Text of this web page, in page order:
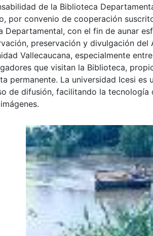
de la Biblioteca
por convenio de cooperación
Departamental, con el fin de aunar
preservación y divulgación del
Vallecaucana, especialmente
que visitan la Biblioteca,
permanente. La universidad Icesi es
de difusión, facilitando la tecnología